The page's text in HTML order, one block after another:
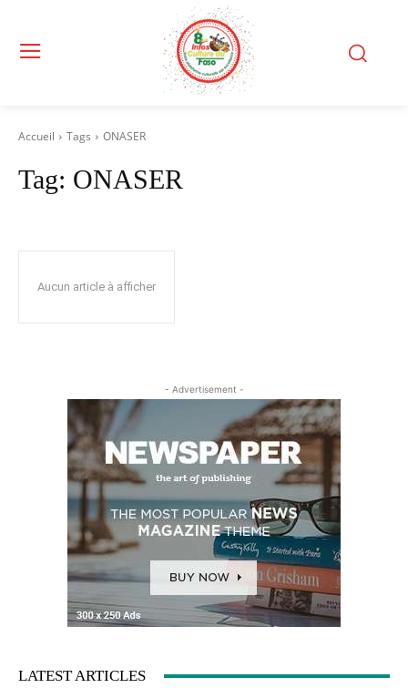
Accueil Tags ONASER
Tag: ONASER
Aucun article à afficher
- Advertisement -
LATEST ARTICLES